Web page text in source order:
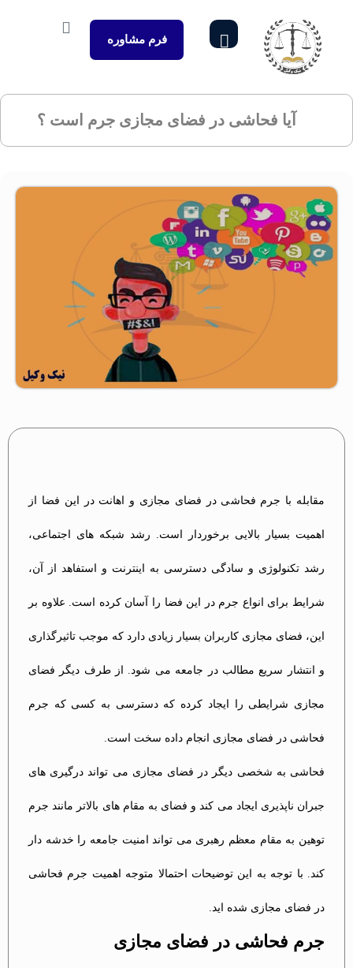
فرم مشاوره
آیا فحاشی در فضای مجازی جرم است ؟
مقابله با جرم فحاشی در فضای مجازی و اهانت در این فضا از
اهمیت بسیار بالایی برخوردار است. رشد شبکه های اجتماعی،
رشد تکنولوژی و سادگی دسترسی به اینترنت و استفاهد از آن،
شرایط برای انواع جرم در این فضا را آسان کرده است. علاوه بر
این، فضای مجازی کاربران بسیار زیادی دارد که موجب تاثیرگذاری
و انتشار سریع مطالب در جامعه می شود. از طرف دیگر فضای
مجازی شرایطی را ایجاد کرده که دسترسی به کسی که جرم
فحاشی در فضای مجازی انجام داده سخت است.
فحاشی به شخصی دیگر در فضای مجازی می تواند درگیری های
جبران ناپذیری ایجاد می کند و فضای به مقام های بالاتر مانند جرم
توهین به مقام معظم رهبری می تواند امنیت جامعه را خدشه دار
کند. با توجه به این توضیحات احتمالا متوجه اهمیت جرم فحاشی
در فضای مجازی شده اید.
جرم فحاشی در فضای مجازی